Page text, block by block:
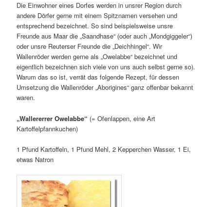
Die Einwohner eines Dorfes werden in unsrer Region durch
andere Dörfer gerne mit einem Spitznamen versehen und
entsprechend bezeichnet. So sind beispielsweise unsre
Freunde aus Maar die „Saandhase“ (oder auch „Mondgiggeler“)
oder unsre Reuterser Freunde die „Deichhingel“. Wir
Wallenröder werden gerne als „Owelabbe“ bezeichnet und
eigentlich bezeichnen sich viele von uns auch selbst gerne so).
Warum das so ist, verrät das folgende Rezept, für dessen
Umsetzung die Wallenröder „Aborigines“ ganz offenbar bekannt
waren.
„Wallererrer Owelabbe“ (= Ofenlappen, eine Art
Kartoffelpfannkuchen)
1 Pfund Kartoffeln, 1 Pfund Mehl, 2 Kepperchen Wasser, 1 Ei,
etwas Natron